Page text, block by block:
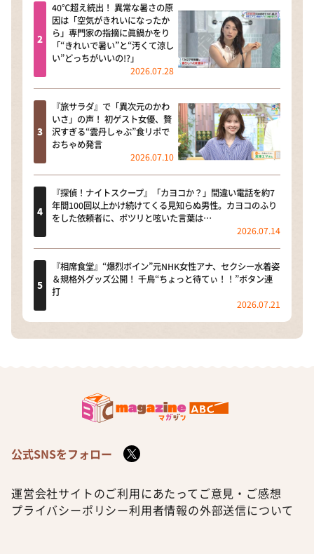
40℃超え続出！ 異常な暑さの原
因は「空気がきれいになったか
ら」専門家の指摘に眞鍋かをり
「“きれいで暑い”と“汚くて涼し
い”どっちがいいの!?」
2026.07.28
『旅サラダ』で「異次元のかわ
いさ」の声！ 初ゲスト女優、贅
沢すぎる“雲丹しゃぶ”食リポで
おちゃめ発言
2026.07.10
『探偵！ナイトスクープ』「カヨコか？」間違い電話を約7
年間100回以上かけ続けてくる見知らぬ男性。カヨコのふり
をした依頼者に、ポツリと呟いた言葉は…
2026.07.14
『相席食堂』“爆烈ボイン”元NHK女性アナ、セクシー水着姿
＆規格外グッズ公開！ 千鳥“ちょっと待てぃ！！”ボタン連
打
2026.07.21
公式SNSをフォロー
運営会社サイトのご利用にあたって ご意見・ご感想
プライバシーポリシー利用者情報の外部送信について